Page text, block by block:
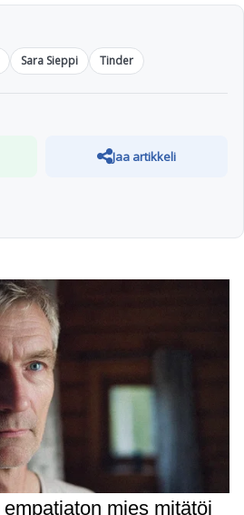
Sara Sieppi Tinder
Jaa artikkeli